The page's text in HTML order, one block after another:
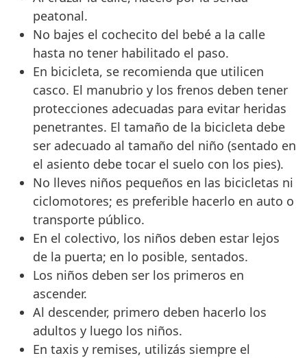
peatonal.
No bajes el cochecito del bebé a la calle
hasta no tener habilitado el paso.
En bicicleta, se recomienda que utilicen
casco. El manubrio y los frenos deben tener
protecciones adecuadas para evitar heridas
penetrantes. El tamaño de la bicicleta debe
ser adecuado al tamaño del niño (sentado en
el asiento debe tocar el suelo con los pies).
No lleves niños pequeños en las bicicletas ni
ciclomotores; es preferible hacerlo en auto o
transporte público.
En el colectivo, los niños deben estar lejos
de la puerta; en lo posible, sentados.
Los niños deben ser los primeros en
ascender.
Al descender, primero deben hacerlo los
adultos y luego los niños.
En taxis y remises, utilizás siempre el